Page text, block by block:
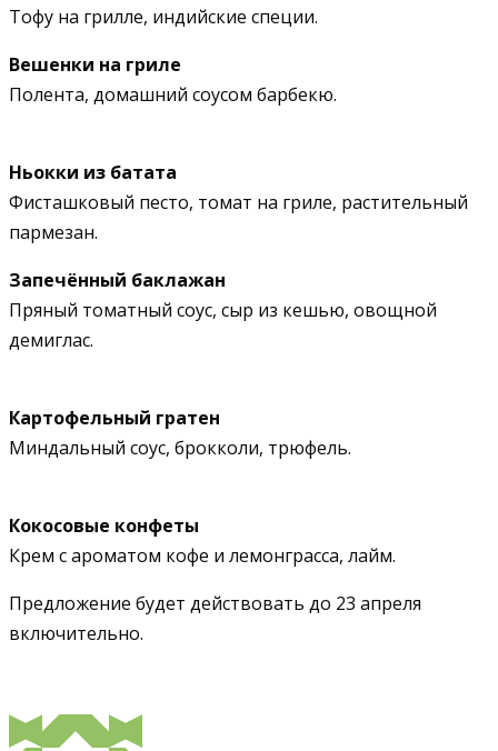
Тофу на грилле, индийские специи.
Вешенки на гриле
Полента, домашний соусом барбекю.
Ньокки из батата
Фисташковый песто, томат на гриле, растительный
пармезан.
Запечённый баклажан
Пряный томатный соус, сыр из кешью, овощной
демиглас.
Картофельный гратен
Миндальный соус, брокколи, трюфель.
Кокосовые конфеты
Крем с ароматом кофе и лемонграсса, лайм.
Предложение будет действовать до 23 апреля
включительно.